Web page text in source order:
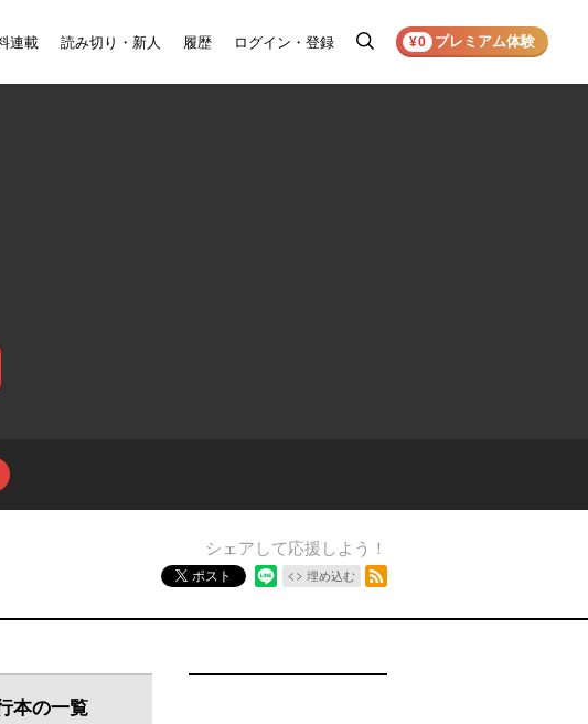
連載 読み切り・新人 履歴 ログイン・登録
検
¥0 プレミアム体験
シェアして応援しよう！
ポスト 埋め込む
本の一覧